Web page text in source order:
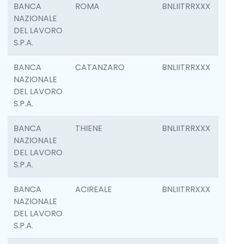
BANCA
NAZIONALE
DEL LAVORO
S.P.A.
ROMA BNLIITRRXXX
BANCA
NAZIONALE
DEL LAVORO
S.P.A.
CATANZARO BNLIITRRXXX
BANCA
NAZIONALE
DEL LAVORO
S.P.A.
THIENE BNLIITRRXXX
BANCA
NAZIONALE
DEL LAVORO
S.P.A.
ACIREALE BNLIITRRXXX